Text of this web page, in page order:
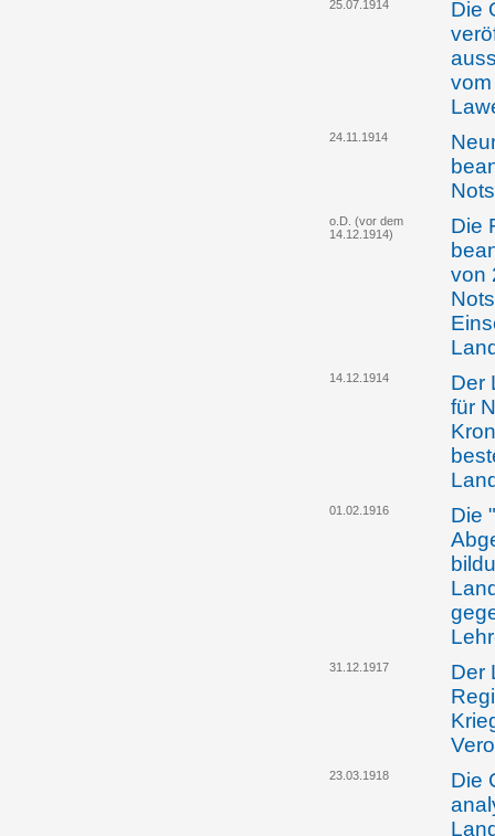
25.07.1914
Die
24.11.1914
o.D. (vor dem
14.12.1914)
Die
von
14.12.1914
Der
für
01.02.1916
Die
31.12.1917
Der
23.03.1918
Die